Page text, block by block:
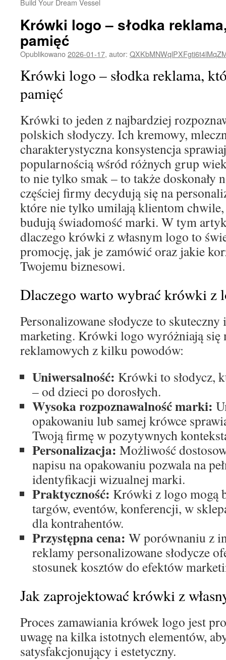
Build Your Dream Vessel
Krówki logo – słodka
pamięć
Opublikowano2026-01-17, autor:
Krówki logo – słodka reklama,
pamięć
Krówki to jeden z najbardziej
polskich słodyczy. Ich kremowy,
charakterystyczna konsystencja
popularnością wśród różnych grup
to nie tylko smak – to także doskonały
częściej firmy decydują się na
które nie tylko umilają klientom
budują świadomość marki. W tym
dlaczego krówki z własnym logo to
promocję, jak je zamówić oraz jakie
Twojemu biznesowi.
Dlaczego warto wybrać krówki z
Personalizowane słodycze to
marketing. Krówki logo wyróżniają się
reklamowych z kilku powodów:
Uniwersalność: Krówki to słodycz,
– od dzieci po dorosłych.
Wysoka rozpoznawalność marki:
opakowaniu lub samej krówce
Twoją firmę w pozytywnych
Personalizacja: Możliwość
napisu na opakowaniu pozwala na
identyfikacji wizualnej marki.
Praktyczność: Krówki z logo mogą
targów, eventów, konferencji, w
dla kontrahentów.
Przystępna cena: W porównaniu z
reklamy personalizowane słodycze
stosunek kosztów do efektów
Jak zaprojektować krówki z
Proces zamawiania krówek logo jest
uwagę na kilka istotnych elementów,
satysfakcjonujący i estetyczny.